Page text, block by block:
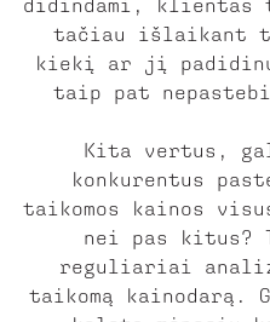
didindami, klientas
tačiau išlaikant
kiekį ar jį
taip pat
Kita vertus,
konkurentus
taikomos kainos
nei pas kitus?
reguliariai
taikomą kainodarą.